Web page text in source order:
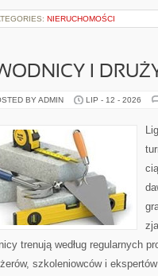
NIERUCHOMOŚCI
I
BY ADMIN LIP - 12 - 2026
trenują według regularnych
szkoleniowców i